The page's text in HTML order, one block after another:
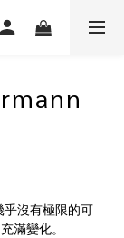
乎沒有極限的可
滿變化。